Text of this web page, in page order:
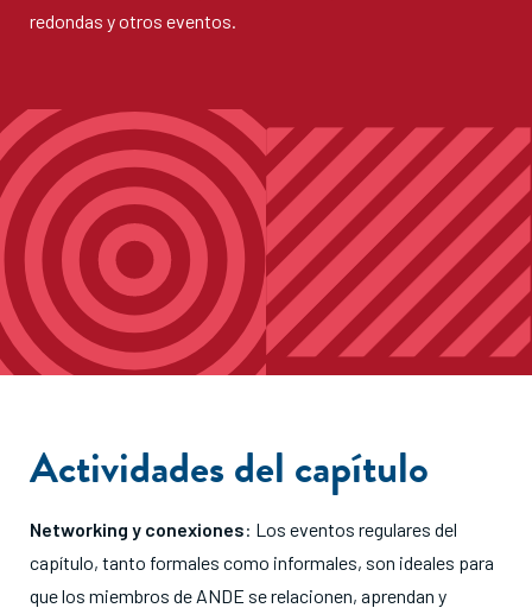
redondas y otros eventos.
Actividades del capítulo
Networking y conexiones: Los eventos regulares del
capítulo, tanto formales como informales, son ideales para
que los miembros de ANDE se relacionen, aprendan y